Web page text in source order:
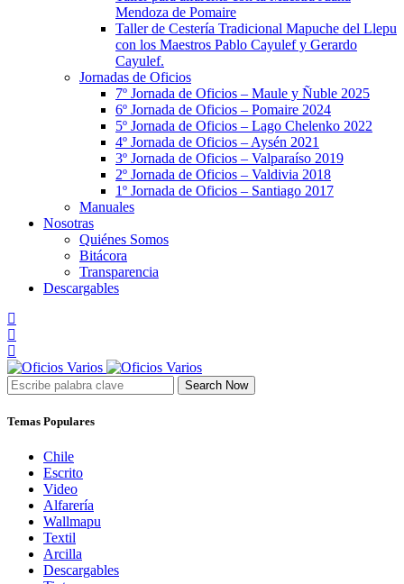
Mendoza de Pomaire
Taller de Cestería Tradicional Mapuche del Llepu
con los Maestros Pablo Cayulef y Gerardo
Cayulef.
Jornadas de Oficios
7º Jornada de Oficios – Maule y Ñuble 2025
6º Jornada de Oficios – Pomaire 2024
5º Jornada de Oficios – Lago Chelenko 2022
4º Jornada de Oficios – Aysén 2021
3º Jornada de Oficios – Valparaíso 2019
2º Jornada de Oficios – Valdivia 2018
1º Jornada de Oficios – Santiago 2017
Manuales
Nosotras
Quiénes Somos
Bitácora
Transparencia
Descargables
Search Now
Temas Populares
Chile
Escrito
Video
Alfarería
Wallmapu
Textil
Arcilla
Descargables